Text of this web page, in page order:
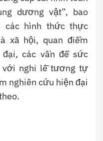
dương vật”, bao
các hình thức thực
xã hội, quan điểm
các vấn đề sức
với nghi lễ tương tự
nghiên cứu hiện đại